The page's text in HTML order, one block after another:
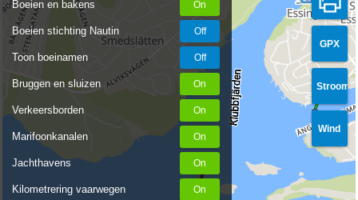
Boeien en bakens
Boeien stichting Nautin
Toon boeinamen
Bruggen en sluizen
Verkeersborden
Marifoonkanalen
Jachthavens
Kilometrering vaarwegen
GPX
Stroom
Wind